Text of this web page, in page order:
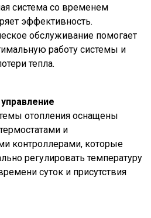
система со временем
эффективность.
обслуживание помогает
работу системы и
тепла.
отопления оснащены
и
контроллерами, которые
регулировать температуру
суток и присутствия